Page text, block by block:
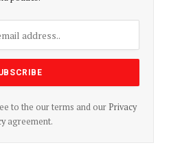
to the our terms and our Privacy
agreement.